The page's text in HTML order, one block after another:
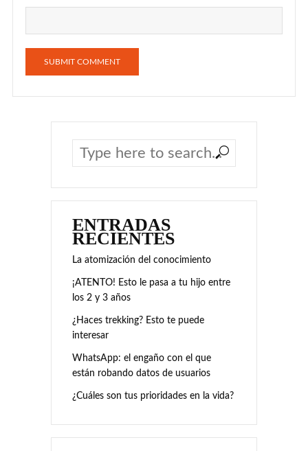
ENTRADAS
RECIENTES
La atomización del conocimiento
¡ATENTO! Esto le pasa a tu hijo entre
los 2 y 3 años
¿Haces trekking? Esto te puede
interesar
WhatsApp: el engaño con el que
están robando datos de usuarios
¿Cuáles son tus prioridades en la vida?